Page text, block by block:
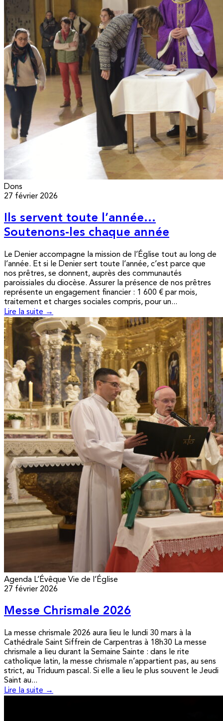
Dons
27 février 2026
Ils servent toute l’année…
Soutenons-les chaque année
Le Denier accompagne la mission de l’Église tout au long de
l’année. Et si le Denier sert toute l’année, c’est parce que
nos prêtres, se donnent, auprès des communautés
paroissiales du diocèse. Assurer la présence de nos prêtres
représente un engagement financier : 1 600 € par mois,
traitement et charges sociales compris, pour un...
Lire la suite →
Agenda L’Évêque Vie de l’Église
27 février 2026
Messe Chrismale 2026
La messe chrismale 2026 aura lieu le lundi 30 mars à la
Cathédrale Saint Siffrein de Carpentras à 18h30 La messe
chrismale a lieu durant la Semaine Sainte : dans le rite
catholique latin, la messe chrismale n’appartient pas, au sens
strict, au Triduum pascal. Si elle a lieu le plus souvent le Jeudi
Saint au...
Lire la suite →